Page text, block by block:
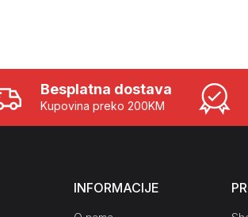
Besplatna dostava
Kupovina preko 200KM
INFORMACIJE